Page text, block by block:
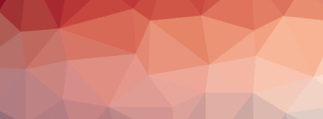
Skip
to
content